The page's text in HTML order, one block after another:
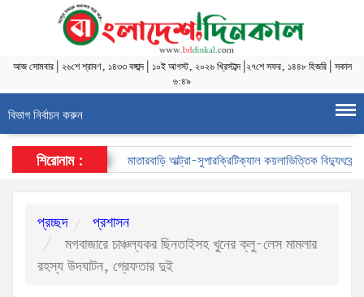
আজসোমবার| ২৬শে শ্রাবণ, ১৪৩৩ বঙ্গাব্দ| ১০ই আগস্ট, ২০২৬ খ্রিস্টাব্দ| ২৭শে সফর, ১৪৪৮ হিজরি| সকাল
৬:৪৯
বিভাগ নির্বাচন করুন
শিরোনাম : মাতারবাড়ি আল্ট্রা-সুপারক্রিটিক্যাল কয়লাভিত্তিক বিদ্যুৎকেন্দ্র
প্রচ্ছদ
প্রশাসন
মগবাজারে চাঞ্চল্যকর ছিনতাইসহ খুনের ক্লু-লেস মামলার
রহস্য উদঘাটন, গ্রেফতার দুই